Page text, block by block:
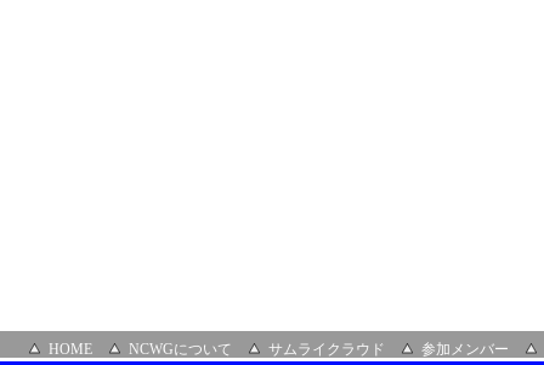
HOME NCWGについて サムライクラウド 参加メンバー